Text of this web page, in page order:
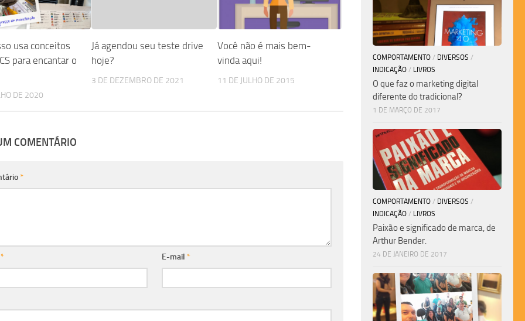
usa conceitos
para encantar o
DE 2020
Já agendou seu teste drive
hoje?
3 DE DEZEMBRO DE 2021
Você não é mais bem-
vinda aqui!
11 DE JULHO DE 2015
COMENTÁRIO
*
* E-mail*
COMPORTAMENTO / DIVERSOS /
INDICAÇÃO / LIVROS
O que faz o marketing digital
diferente do tradicional?
1 DE MARÇO DE 2017
COMPORTAMENTO / DIVERSOS /
INDICAÇÃO / LIVROS
Paixão e significado de marca, de
Arthur Bender.
24 DE JANEIRO DE 2017